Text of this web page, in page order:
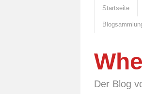
Startseite
Der Blog